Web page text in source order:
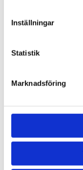
Inställningar
Statistik
Marknadsföring
Skruv M8,